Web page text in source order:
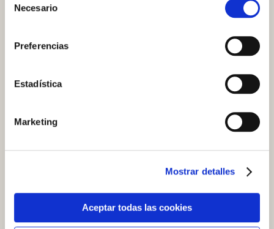
no has seleccionado ninguna opción, pulsar este botón
equivaldrá a rechazar todas las cookies. Si deseas
obtener más información consulta nuestra Política de
Cookiesaquí
Necesario
Preferencias
Estadística
Marketing
Mostrar detalles
Aceptar todas las cookies
Atención al cliente
Cómo colocar papel pintado
Simbología del papel pintado
Cookies